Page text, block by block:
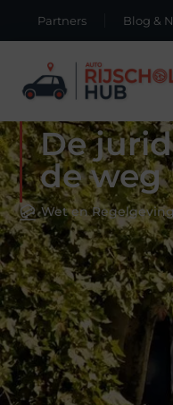
Partners Blog &
De
de weg
Wet en